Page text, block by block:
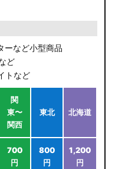
ーなど小型商品
ど
トなど
関
東〜
関西
東北 北海道
700
円
800
円
1,200
円